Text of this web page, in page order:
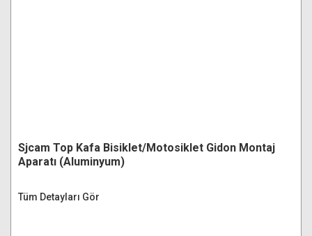
Sjcam Top Kafa Bisiklet/Motosiklet Gidon Montaj
Aparatı (Aluminyum)
Tüm Detayları Gör